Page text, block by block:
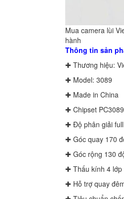
Mua camera lùi
hành
Thông tin sản
✚ Thương hiệu:
✚ Model: 3089
✚ Made in China
✚ Chipset PC3089
✚ Độ phân giải
✚ Góc quay 170
✚ Góc rộng 130
✚ Thấu kính 4 lớp
✚ Hỗ trợ quay